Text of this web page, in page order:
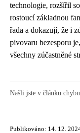
technologie, rozšířil
rostoucí základnou
řada a dokazují, že i
pivovaru bezesporu
všechny zúčastněné
Našli jste v článku
Publikováno: 14. 12.